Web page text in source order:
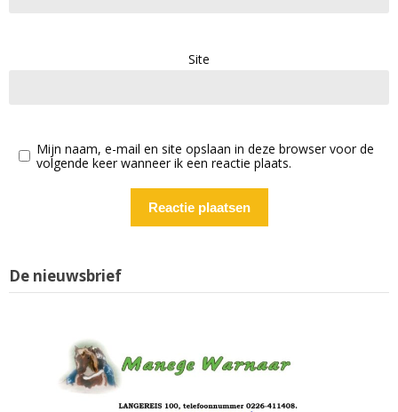
Site
Mijn naam, e-mail en site opslaan in deze browser voor de
volgende keer wanneer ik een reactie plaats.
De nieuwsbrief